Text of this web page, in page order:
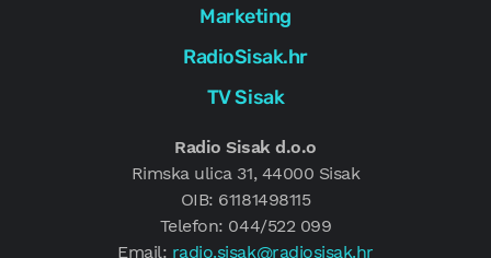
Marketing
RadioSisak.hr
TV Sisak
Radio Sisak d.o.o
Rimska ulica 31, 44000 Sisak
OIB: 61181498115
Telefon: 044/522 099
Email: radio.sisak@radiosisak.hr